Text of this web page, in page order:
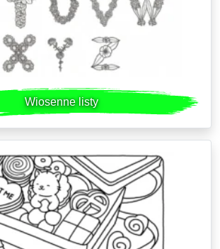
Wiosenne listy